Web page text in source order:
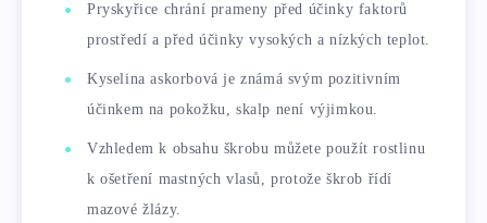
Pryskyřice chrání prameny před účinky faktorů
prostředí a před účinky vysokých a nízkých teplot.
Kyselina askorbová je známá svým pozitivním
účinkem na pokožku, skalp není výjimkou.
Vzhledem k obsahu škrobu můžete použít rostlinu
k ošetření mastných vlasů, protože škrob řídí
mazové žlázy.